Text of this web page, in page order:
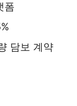
폼
담보 계약